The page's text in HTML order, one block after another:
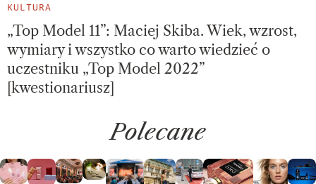
KULTURA
„Top Model 11”: Maciej Skiba. Wiek, wzrost,
wymiary i wszystko co warto wiedzieć o
uczestniku „Top Model 2022”
[kwestionariusz]
Polecane